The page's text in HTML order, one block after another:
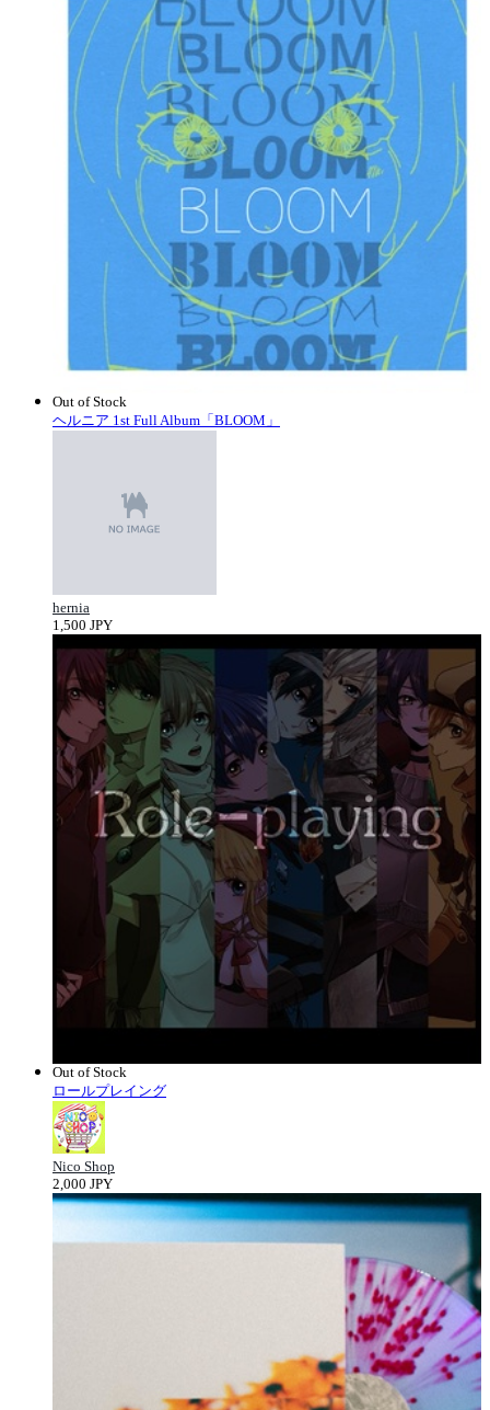
Out of Stock
ヘルニア 1st Full Album「BLOOM」
hernia
1,500 JPY
Out of Stock
ロールプレイング
Nico Shop
2,000 JPY